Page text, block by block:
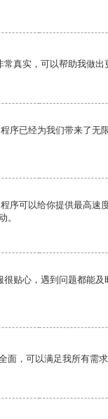
真实，可以帮助我做出
序已经为我们带来了无
序可以给你提供最高速
。
很贴心，遇到问题都能及
面，可以满足我所有需求